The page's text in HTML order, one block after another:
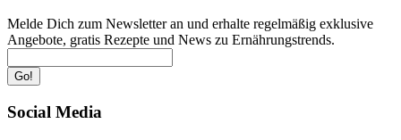
Melde Dich zum Newsletter an und erhalte regelmäßig exklusive
Angebote, gratis Rezepte und News zu Ernährungstrends.
Go!
Social Media